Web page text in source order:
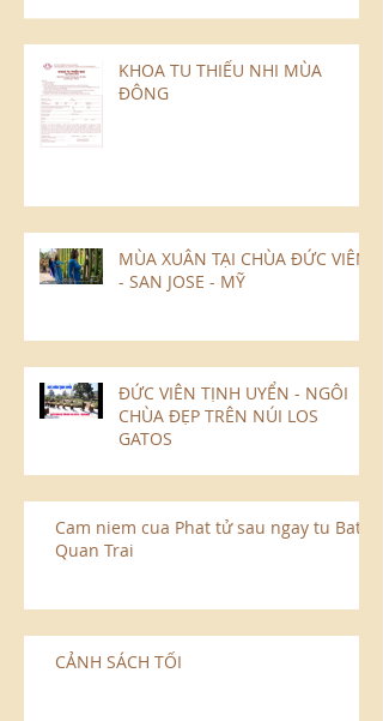
KHOA TU THIẾU NHI MÙA
ĐÔNG
MÙA XUÂN TẠI CHÙA ĐỨC VIÊN
- SAN JOSE - MỸ
ĐỨC VIÊN TỊNH UYỂN - NGÔI
CHÙA ĐẸP TRÊN NÚI LOS
GATOS
Cam niem cua Phat tử sau ngay tu Bat
Quan Trai
CẢNH SÁCH TỐI